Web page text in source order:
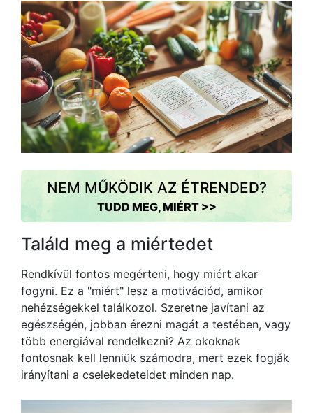
NEM MŰKÖDIK AZ ÉTRENDED?
TUDD MEG, MIÉRT >>
Találd meg a miértedet
Rendkívül fontos megérteni, hogy miért akar
fogyni. Ez a "miért" lesz a motivációd, amikor
nehézségekkel találkozol. Szeretne javítani az
egészségén, jobban érezni magát a testében, vagy
több energiával rendelkezni? Az okoknak
fontosnak kell lenniük számodra, mert ezek fogják
irányítani a cselekedeteidet minden nap.